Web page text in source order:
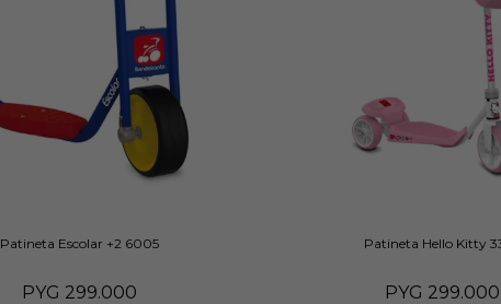
Patineta Escolar +2 6005
PYG 299.000
Patineta Hello Kitty
PYG 299.000